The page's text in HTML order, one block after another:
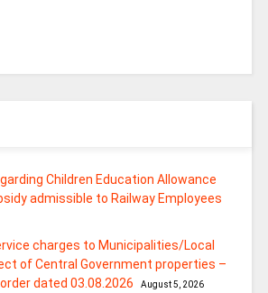
Children Education Allowance
admissible to Railway Employees
charges to Municipalities/Local
of Central Government properties –
dated 03.08.2026
August 5, 2026